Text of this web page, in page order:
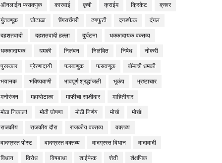
ऑनलाईन फसवणुक
कारवाई कृषी क्राईम क्रिकेट
क्रूर
गुंतवणूक
घोटाळा चेंगराचेंगरी ढगफुटी दगडफेक
दंगल
दहशतवादी
दहशतवादी हल्ला दुर्घटना
धक्कादायक वक्तव्य
धक्कादायक!
धमकी निलंबन निलंबित निषेध
नोकरी
पुरस्कार
प्रेरणादायी फसवणुक फसवणूक
बॉम्बची धमकी
भयानक
भविष्यवाणी भावपूर्ण श्रद्धांजली भूकंप
भ्रष्टाचार
मनोरंजन
महाघोटाळा माफीचा साक्षीदार
माहितीगार
मोठा निकाल!
मोठी घोषणा मोठी निर्णय मोर्चा
मोर्चा!
राजकीय
राजकीय दौरा राजकीय वक्तव्य
वक्तव्य
वादग्रस्त पोस्ट
वादग्रस्त वक्तव्य वादग्रस्त विधान
वादावादी
विधान
विरोध विषबाधा शाईफेक शेती
शैक्षणिक